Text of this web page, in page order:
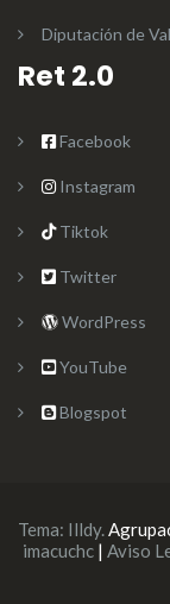
Diputación de
Ret 2.0
Facebook
Instagram
Tiktok
Twitter
WordPress
YouTube
Blogspot
Tema: Illdy.
imacuchc | Aviso